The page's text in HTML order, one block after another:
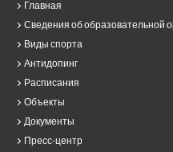
Главная
Сведения об образовательной
Виды спорта
Антидопинг
Расписания
Объекты
Документы
Пресс-центр